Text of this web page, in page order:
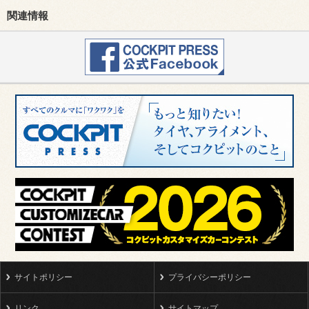
関連情報
サイトポリシー プライバシーポリシー